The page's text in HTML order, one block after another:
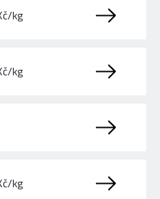
kg
kg
kg